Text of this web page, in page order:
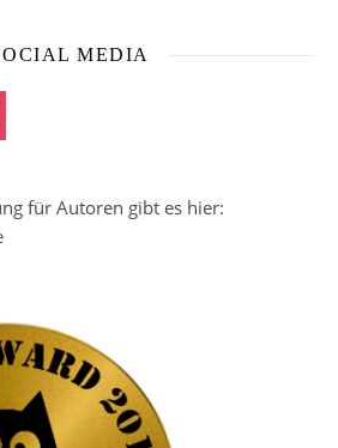
MEDIA
für Autoren gibt es hier: